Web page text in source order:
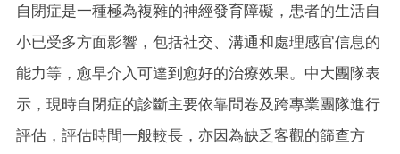
自閉症是一種極為複雜的神經發育障礙，患者的生活自
小已受多方面影響，包括社交、溝通和處理感官信息的
能力等，愈早介入可達到愈好的治療效果。中大團隊表
示，現時自閉症的診斷主要依靠問卷及跨專業團隊進行
評估，評估時間一般較長，亦因為缺乏客觀的篩查方